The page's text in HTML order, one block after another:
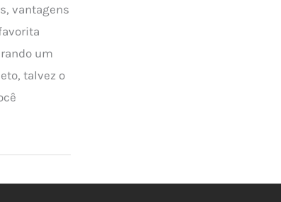
vantagens
um
talvez o